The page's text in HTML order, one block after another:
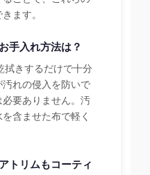
ます。
手入れ方法は？
拭きするだけで十分
れの侵入を防いで
要ありません。汚
含ませた布で軽く
トリムもコーティ